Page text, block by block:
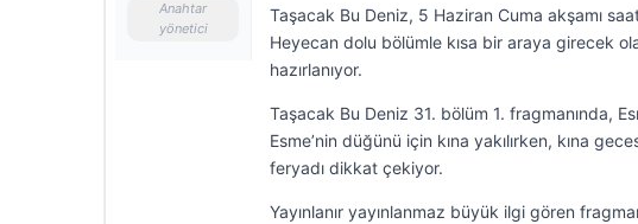
Anahtar
yönetici
Taşacak Bu Deniz, 5 Haziran Cuma akşamı
Heyecan dolu bölümle kısa bir araya girecek
hazırlanıyor.
Taşacak Bu Deniz 31. bölüm 1. fragmanında,
Esme’nin düğünü için kına yakılırken, kına
feryadı dikkat çekiyor.
Yayınlanır yayınlanmaz büyük ilgi gören